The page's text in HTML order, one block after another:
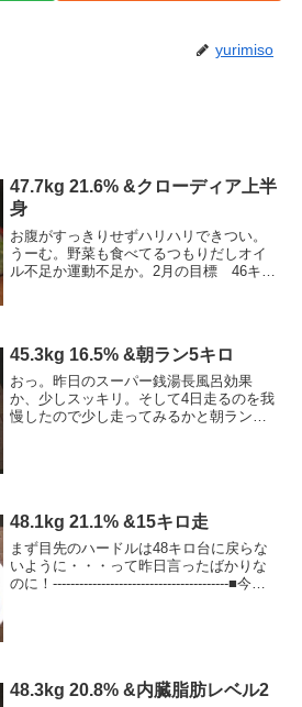
yurimiso
47.7kg 21.6% &クローディア上半
身
お腹がすっきりせずハリハリできつい。
うーむ。野菜も食べてるつもりだしオイ
ル不足か運動不足か。2月の目標 46キロ
45.3kg 16.5% &朝ラン5キロ
おっ。昨日のスーパー銭湯長風呂効果
か、少しスッキリ。そして4日走るのを我
慢したので少し走ってみるかと朝ラン
48.1kg 21.1% &15キロ走
まず目先のハードルは48キロ台に戻らな
いように・・・って昨日言ったばかりな
のに！----------------------------------------■今日
48.3kg 20.8% &内臓脂肪レベル2